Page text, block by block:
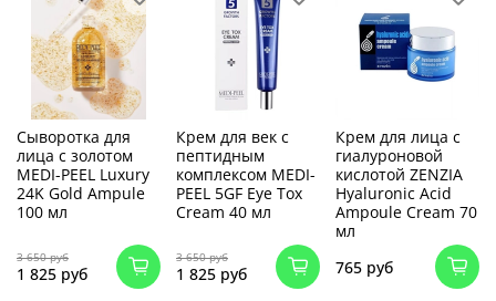
Сыворотка для
лица с золотом
MEDI-PEEL Luxury
24K Gold Ampule
100 мл
3 650 руб
1 825 руб
Крем для век с
пептидным
комплексом MEDI-
PEEL 5GF Eye Tox
Cream 40 мл
3 650 руб
1 825 руб
Крем для лица c
гиалуроновой
кислотой ZENZIA
Hyaluronic Acid
Ampoule Cream 70
мл
765 руб